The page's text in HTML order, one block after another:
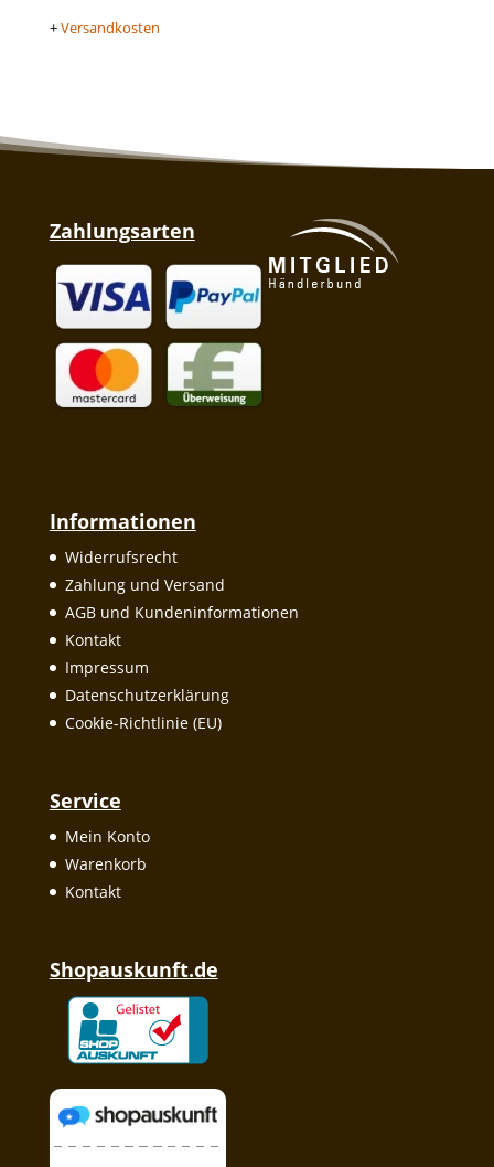
+Versandkosten
Zahlungsarten
Informationen
Widerrufsrecht
Zahlung und Versand
AGB und Kundeninformationen
Kontakt
Impressum
Datenschutzerklärung
Cookie-Richtlinie (EU)
Service
Mein Konto
Warenkorb
Kontakt
Shopauskunft.de